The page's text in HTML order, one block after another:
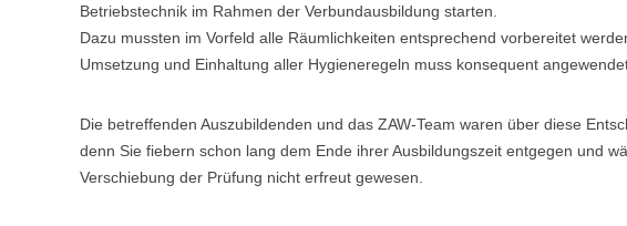
Betriebstechnik im Rahmen der Verbundausbildung starten.
Dazu mussten im Vorfeld alle Räumlichkeiten entsprechend vorbereitet
Umsetzung und Einhaltung aller Hygieneregeln muss konsequent
Die betreffenden Auszubildenden und das ZAW-Team waren über diese
denn Sie fiebern schon lang dem Ende ihrer Ausbildungszeit entgegen und
Verschiebung der Prüfung nicht erfreut gewesen.